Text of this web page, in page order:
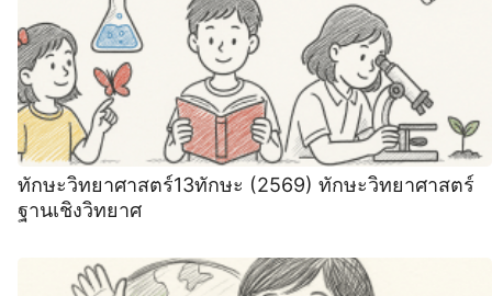
ทักษะวิทยาศาสตร์13ทักษะ (2569) ทักษะวิทยาศาสตร์
ฐานเชิงวิทยาศ